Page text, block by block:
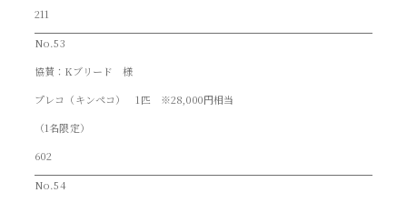
211
No.53
協賛：Kブリード 様
プレコ（キンペコ） 1匹 ※28,000円相当
（1名限定）
602
No.54